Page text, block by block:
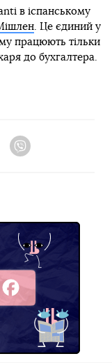
в іспанському
. Це єдиний у
працюють тільки
до бухгалтера.
Viber